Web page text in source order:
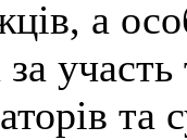
а
та